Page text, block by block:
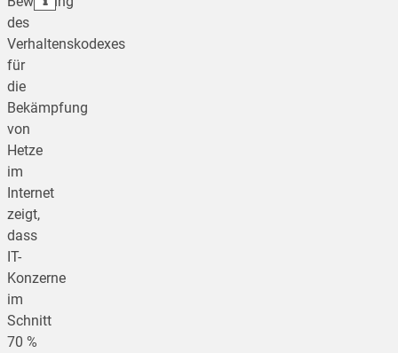
des
Verhaltenskodexes
für
die
Bekämpfung
von
Hetze
im
Internet
zeigt,
dass
IT-
Konzerne
im
Schnitt
70 %